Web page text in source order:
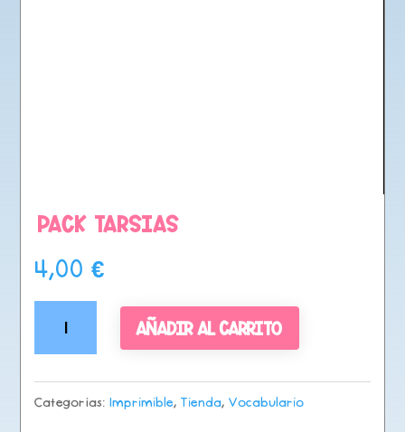
Pack tarsias
4,00€
Añadir al carrito
Categorías:Imprimible,Tienda,Vocabulario